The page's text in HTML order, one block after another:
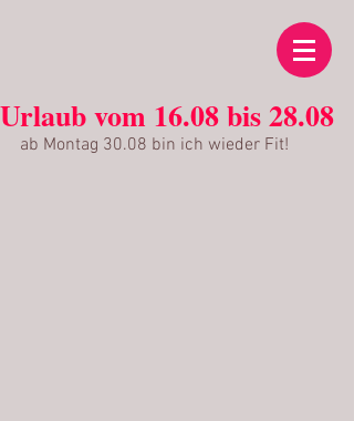
Urlaub vom 16.08 bis 28.08
ab Montag 30.08 bin ich wieder Fit!